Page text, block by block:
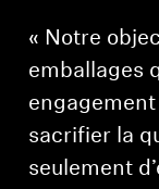
« Notre
emballages
sacrifier la
seulement